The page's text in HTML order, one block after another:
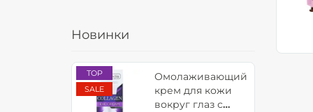
Новинки
TOP
SALE
Омолаживающий
крем для кожи
вокруг глаз с